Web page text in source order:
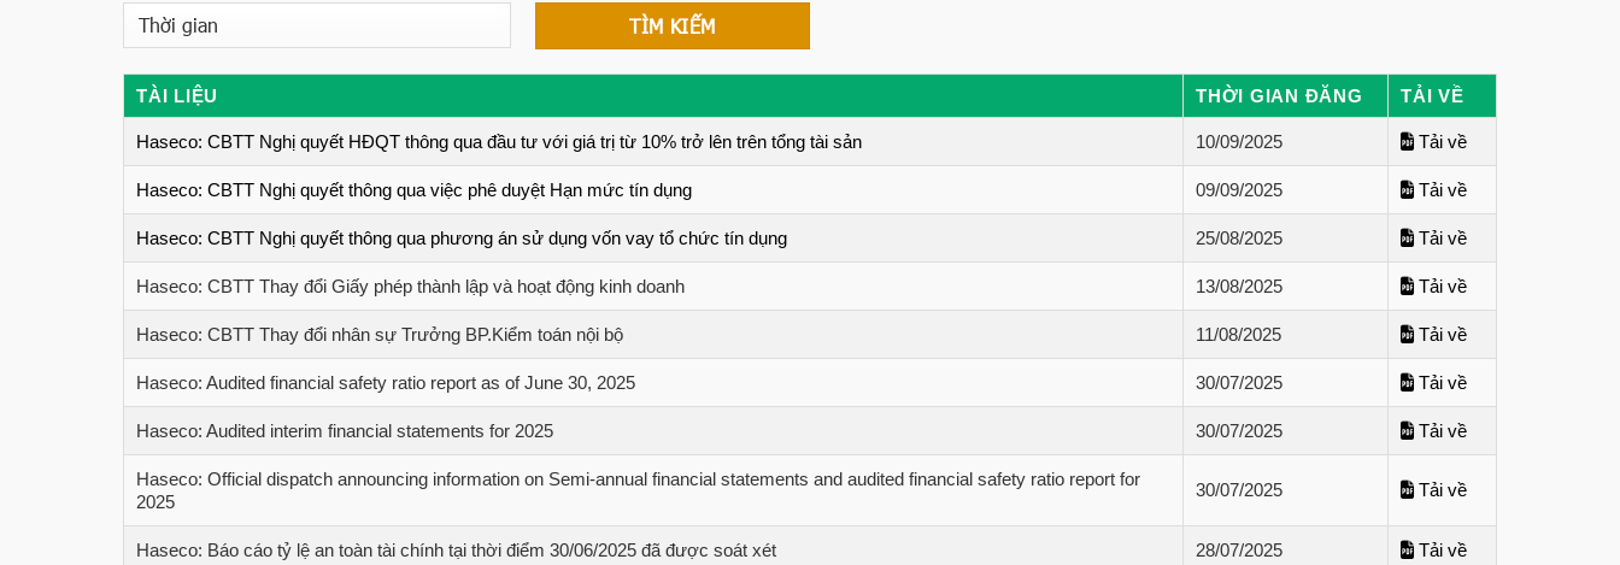
TÀI LIỆU THỜI GIAN ĐĂNG TẢI VỀ
Haseco: CBTT Nghị quyết HĐQT thông qua đầu tư với giá trị từ 10% trở lên trên tổng tài sản 10/09/2025 Tải về
Haseco: CBTT Nghị quyết thông qua việc phê duyệt Hạn mức tín dụng 09/09/2025 Tải về
Haseco: CBTT Nghị quyết thông qua phương án sử dụng vốn vay tổ chức tín dụng 25/08/2025 Tải về
Haseco: CBTT Thay đổi Giấy phép thành lập và hoạt động kinh doanh 13/08/2025 Tải về
Haseco: CBTT Thay đổi nhân sự Trưởng BP.Kiểm toán nội bộ 11/08/2025 Tải về
Haseco: Audited financial safety ratio report as of June 30, 2025 30/07/2025 Tải về
Haseco: Audited interim financial statements for 2025 30/07/2025 Tải về
Haseco: Official dispatch announcing information on Semi-annual financial statements and audited financial safety ratio report for
2025
30/07/2025 Tải về
Haseco: Báo cáo tỷ lệ an toàn tài chính tại thời điểm 30/06/2025 đã được soát xét 28/07/2025 Tải về